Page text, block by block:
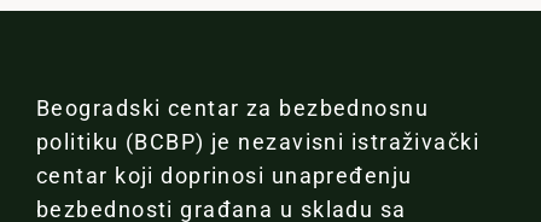
Beogradski centar za bezbednosnu
politiku (BCBP) je nezavisni istraživački
centar koji doprinosi unapređenju
bezbednosti građana u skladu sa